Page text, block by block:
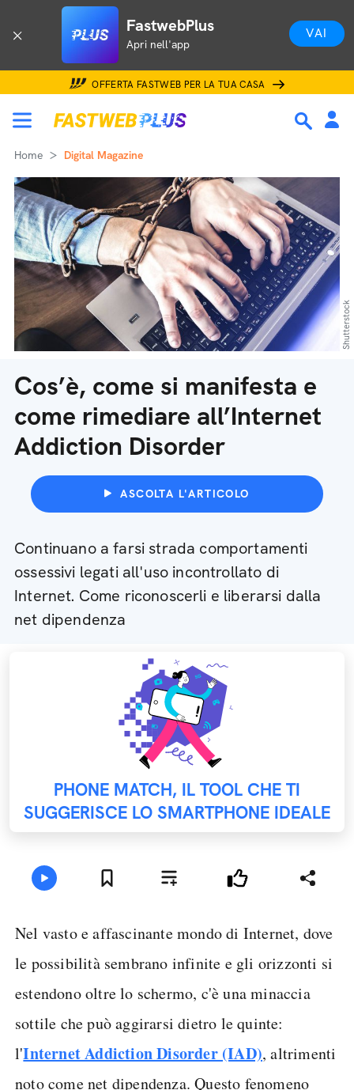
FastwebPlus
Apri nell'app
VAI
OFFERTA FASTWEB PER LA TUA CASA
Home Digital Magazine
Cos’è, come si manifesta e
come rimediare all’Internet
Addiction Disorder
ASCOLTA L'ARTICOLO
Continuano a farsi strada comportamenti
ossessivi legati all'uso incontrollato di
Internet. Come riconoscerli e liberarsi dalla
net dipendenza
Shutterstock
PHONE MATCH, IL TOOL CHE TI
SUGGERISCE LO SMARTPHONE IDEALE
Nel vasto e affascinante mondo di Internet, dove
le possibilità sembrano infinite e gli orizzonti si
estendono oltre lo schermo, c'è una minaccia
sottile che può aggirarsi dietro le quinte:
l'Internet Addiction Disorder (IAD), altrimenti
noto come net dipendenza. Questo fenomeno